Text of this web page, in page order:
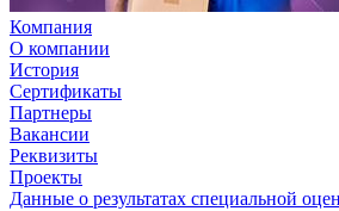
Компания
О компании
История
Сертификаты
Партнеры
Вакансии
Реквизиты
Проекты
Данные о результатах специальной